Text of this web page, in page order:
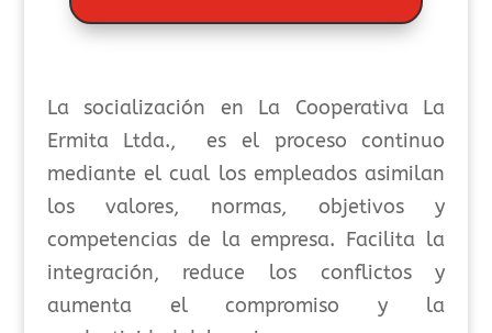
La socialización en La Cooperativa La
Ermita Ltda.,
es el proceso continuo
mediante el cual los empleados asimilan
los valores, normas, objetivos y
competencias de la empresa. Facilita la
integración, reduce los conflictos y
aumenta el compromiso y la